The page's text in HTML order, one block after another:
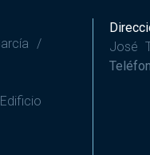
/
José